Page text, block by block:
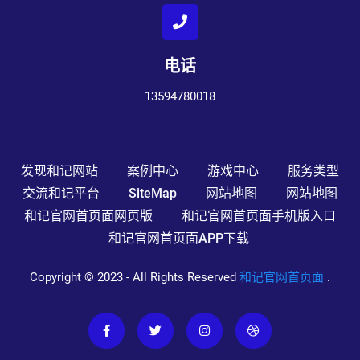
电话
13594780018
发现和记网站 案例中心 游戏中心
服务类型
交流和记平台
SiteMap 网站地图
网站地图
和记官网首页面网页版
和记官网首页面手机版入口
和记官网首页面APP下载
Copyright © 2023 - All Rights Reserved 和记官网首页面 .